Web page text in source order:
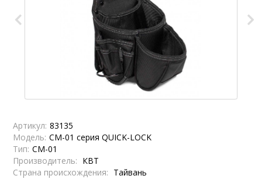
Артикул: 83135
Модель: СМ-01 серия QUICK-LOCK
Тип: СМ-01
Производитель: КВТ
Страна происхождения: Тайвань